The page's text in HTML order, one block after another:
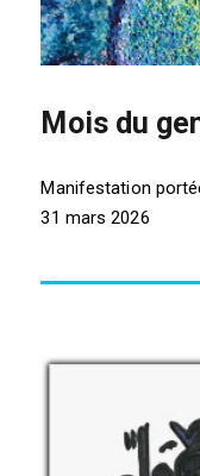
Mois du
Manifestation
31 mars 2026